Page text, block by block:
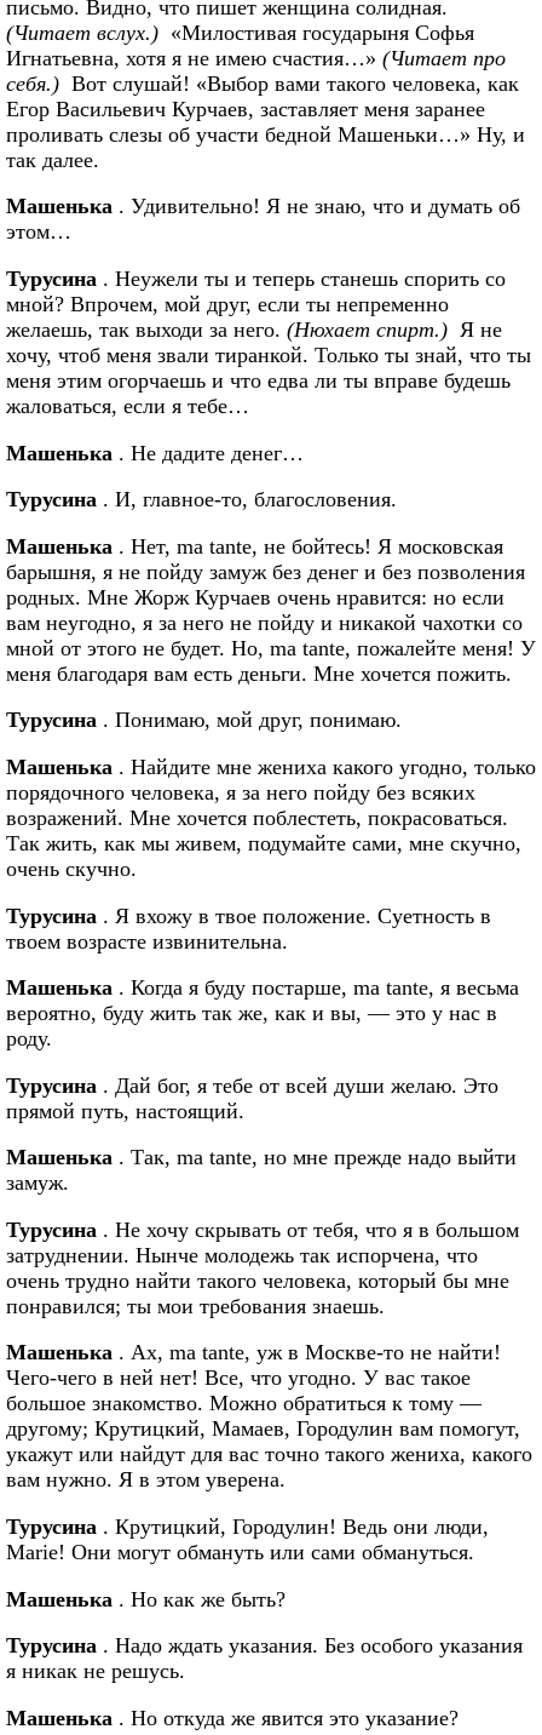
письмо. Видно, что пишет женщина солидная.
(Читает вслух.) «Милостивая государыня Софья
Игнатьевна, хотя я не имею счастия…» (Читает про
себя.) Вот слушай! «Выбор вами такого человека, как
Егор Васильевич Курчаев, заставляет меня заранее
проливать слезы об участи бедной Машеньки…» Ну, и
так далее.
Машенька . Удивительно! Я не знаю, что и думать об
этом…
Турусина . Неужели ты и теперь станешь спорить со
мной? Впрочем, мой друг, если ты непременно
желаешь, так выходи за него. (Нюхает спирт.) Я не
хочу, чтоб меня звали тиранкой. Только ты знай, что ты
меня этим огорчаешь и что едва ли ты вправе будешь
жаловаться, если я тебе…
Машенька . Не дадите денег…
Турусина . И, главное-то, благословения.
Машенька . Нет, ma tante, не бойтесь! Я московская
барышня, я не пойду замуж без денег и без позволения
родных. Мне Жорж Курчаев очень нравится: но если
вам неугодно, я за него не пойду и никакой чахотки со
мной от этого не будет. Но, ma tante, пожалейте меня! У
меня благодаря вам есть деньги. Мне хочется пожить.
Турусина . Понимаю, мой друг, понимаю.
Машенька . Найдите мне жениха какого угодно, только
порядочного человека, я за него пойду без всяких
возражений. Мне хочется поблестеть, покрасоваться.
Так жить, как мы живем, подумайте сами, мне скучно,
очень скучно.
Турусина . Я вхожу в твое положение. Суетность в
твоем возрасте извинительна.
Машенька . Когда я буду постарше, ma tante, я весьма
вероятно, буду жить так же, как и вы, — это у нас в
роду.
Турусина . Дай бог, я тебе от всей души желаю. Это
прямой путь, настоящий.
Машенька . Так, ma tante, но мне прежде надо выйти
замуж.
Турусина . Не хочу скрывать от тебя, что я в большом
затруднении. Нынче молодежь так испорчена, что
очень трудно найти такого человека, который бы мне
понравился; ты мои требования знаешь.
Машенька . Ах, ma tante, уж в Москве-то не найти!
Чего-чего в ней нет! Все, что угодно. У вас такое
большое знакомство. Можно обратиться к тому —
другому; Крутицкий, Мамаев, Городулин вам помогут,
укажут или найдут для вас точно такого жениха, какого
вам нужно. Я в этом уверена.
Турусина . Крутицкий, Городулин! Ведь они люди,
Marie! Они могут обмануть или сами обмануться.
Машенька . Но как же быть?
Турусина . Надо ждать указания. Без особого указания
я никак не решусь.
Машенька . Но откуда же явится это указание?